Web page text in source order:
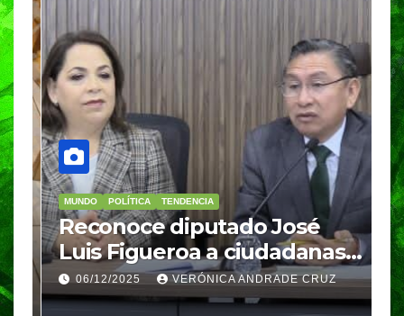
MUNDO POLÍTICA TENDENCIA
Reconoce diputado José
Luis Figueroa a ciudadanas y
ciudadanos que
contribuyeron a generar y
06/12/2025 VERÓNICA ANDRADE CRUZ